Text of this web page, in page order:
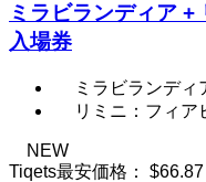
ミラビランディア +
入場券
ミラビランディ
リミニ：フィア
NEW
Tiqets最安価格：
$66.87